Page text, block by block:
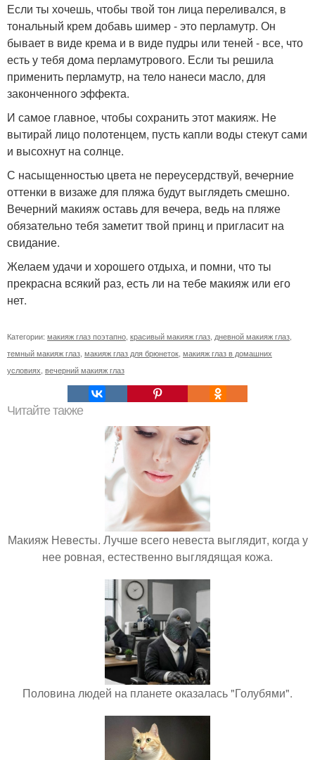
Если ты хочешь, чтобы твой тон лица переливался, в
тональный крем добавь шимер - это перламутр. Он
бывает в виде крема и в виде пудры или теней - все, что
есть у тебя дома перламутрового. Если ты решила
применить перламутр, на тело нанеси масло, для
законченного эффекта.
И самое главное, чтобы сохранить этот макияж. Не
вытирай лицо полотенцем, пусть капли воды стекут сами
и высохнут на солнце.
С насыщенностью цвета не переусердствуй, вечерние
оттенки в визаже для пляжа будут выглядеть смешно.
Вечерний макияж оставь для вечера, ведь на пляже
обязательно тебя заметит твой принц и пригласит на
свидание.
Желаем удачи и хорошего отдыха, и помни, что ты
прекрасна всякий раз, есть ли на тебе макияж или его
нет.
Категории: макияж глаз поэтапно красивый макияж глаз дневной макияж глаз
темный макияж глаз макияж глаз для брюнеток макияж глаз в домашних
условиях вечерний макияж глаз
Читайте также
Макияж Невесты. Лучше всего невеста выглядит, когда у
нее ровная, естественно выглядящая кожа.
Половина людей на планете оказалась "Голубями".